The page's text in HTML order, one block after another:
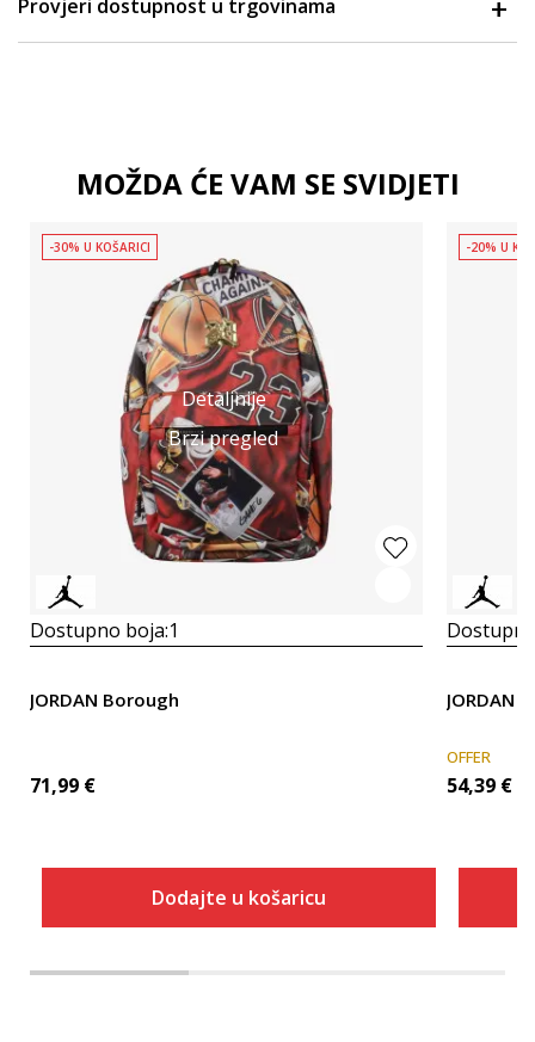
Provjeri dostupnost u trgovinama
MOŽDA ĆE VAM SE SVIDJETI
Detaljnije
Brzi pregled
-30% U KOŠARICI
Dostupno boja:1
JORDAN Borough
71,99 €
Dodajte u košaricu
-20% U
JORDAN
OFFER
54,39 €